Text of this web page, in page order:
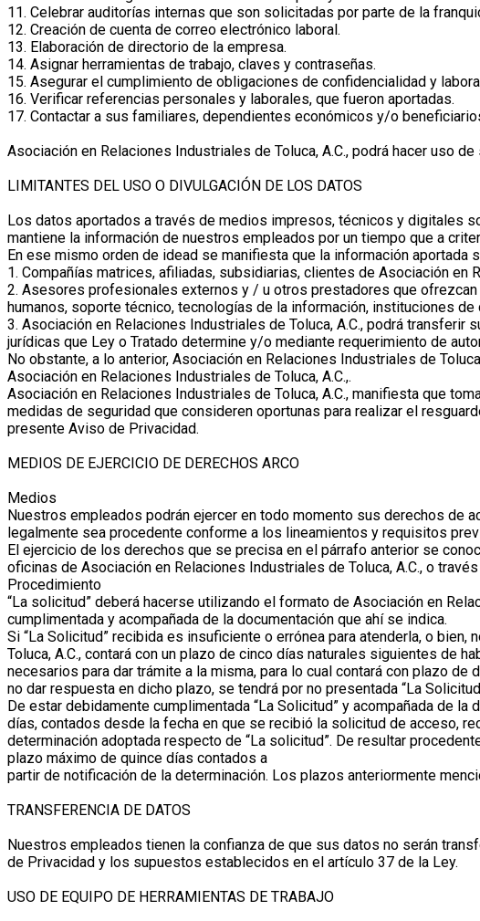
11. Celebrar auditorías internas que son solicitadas por parte de la
12. Creación de cuenta de correo electrónico laboral.
13. Elaboración de directorio de la empresa.
14. Asignar herramientas de trabajo, claves y contraseñas.
15. Asegurar el cumplimiento de obligaciones de confidencialidad y
16. Verificar referencias personales y laborales, que fueron aportadas.
17. Contactar a sus familiares, dependientes económicos y/o
Asociación en Relaciones Industriales de Toluca, A.C., podrá hacer uso
LIMITANTES DEL USO O DIVULGACIÓN DE LOS DATOS
Los datos aportados a través de medios impresos, técnicos y digitales
mantiene la información de nuestros empleados por un tiempo que a
En ese mismo orden de idead se manifiesta que la información
1. Compañías matrices, afiliadas, subsidiarias, clientes de Asociación en
2. Asesores profesionales externos y / u otros prestadores que
humanos, soporte técnico, tecnologías de la información, instituciones
3. Asociación en Relaciones Industriales de Toluca, A.C., podrá
jurídicas que Ley o Tratado determine y/o mediante requerimiento de
No obstante, a lo anterior, Asociación en Relaciones Industriales de
Asociación en Relaciones Industriales de Toluca, A.C.,.
Asociación en Relaciones Industriales de Toluca, A.C., manifiesta que
medidas de seguridad que consideren oportunas para realizar el
presente Aviso de Privacidad.
MEDIOS DE EJERCICIO DE DERECHOS ARCO
Medios
Nuestros empleados podrán ejercer en todo momento sus derechos de
legalmente sea procedente conforme a los lineamientos y requisitos
El ejercicio de los derechos que se precisa en el párrafo anterior se
oficinas de Asociación en Relaciones Industriales de Toluca, A.C., o
Procedimiento
“La solicitud” deberá hacerse utilizando el formato de Asociación en
cumplimentada y acompañada de la documentación que ahí se indica.
Si “La Solicitud” recibida es insuficiente o errónea para atenderla, o
Toluca, A.C., contará con un plazo de cinco días naturales siguientes de
necesarios para dar trámite a la misma, para lo cual contará con plazo
no dar respuesta en dicho plazo, se tendrá por no presentada “La
De estar debidamente cumplimentada “La Solicitud” y acompañada de
días, contados desde la fecha en que se recibió la solicitud de acceso,
determinación adoptada respecto de “La solicitud”. De resultar
plazo máximo de quince días contados a
partir de notificación de la determinación. Los plazos anteriormente
TRANSFERENCIA DE DATOS
Nuestros empleados tienen la confianza de que sus datos no serán
de Privacidad y los supuestos establecidos en el artículo 37 de la Ley.
USO DE EQUIPO DE HERRAMIENTAS DE TRABAJO